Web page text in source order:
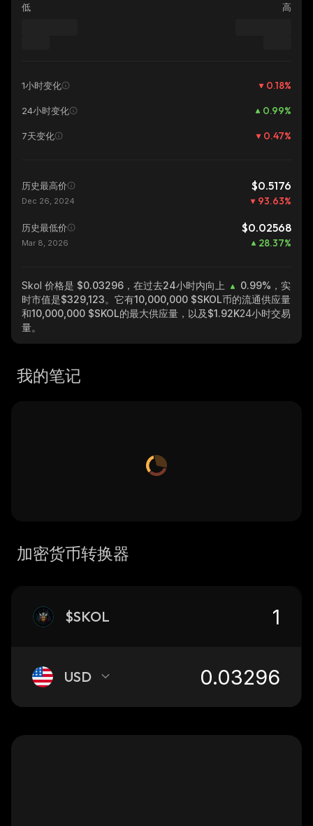
低 高
1小时变化 0.18%
24小时变化 0.99%
7天变化 0.47%
历史最高价 $0.5176
Dec 26, 2024 93.63%
历史最低价 $0.02568
Mar 8, 2026 28.37%
Skol 价格是 $0.03296，在过去24小时内向上 0.99% ，实
时市值是$329,123。它有10,000,000 $SKOL币的流通供应量
和10,000,000 $SKOL的最大供应量，以及$1.92K24小时交易
量。
我的笔记
加密货币转换器
$SKOL
USD